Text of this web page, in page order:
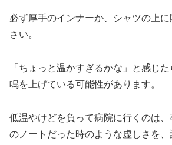
必ず厚手のインナーか、シャツの上
さい。
「ちょっと温かすぎるかな」と感じ
鳴を上げている可能性があります。
低温やけどを負って病院に行くのは
のノートだった時のような虚しさを